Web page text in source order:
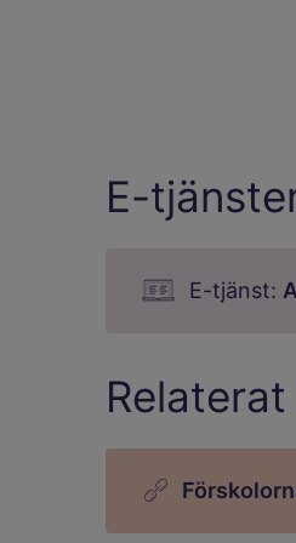
E-
E-tjänst: